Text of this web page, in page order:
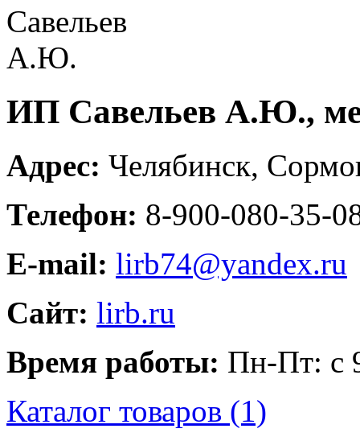
ИП Савельев А.Ю.,
Адрес: Челябинск,
Телефон: 8-900-080-35-
E-mail: lirb74@yandex.ru
Сайт: lirb.ru
Время работы: Пн-Пт: с
Каталог товаров (1)